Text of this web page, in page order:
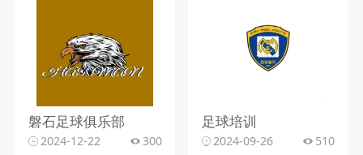
磐石足球俱乐部
2024-12-22 300
足球培训
2024-09-26 510